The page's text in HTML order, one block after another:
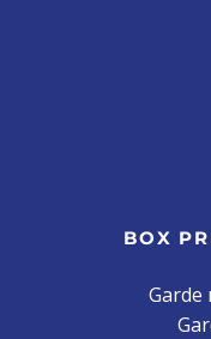
BOX
Garde